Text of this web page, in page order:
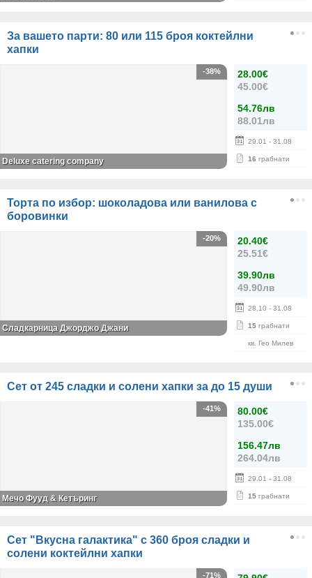
За вашето парти: 80 или 115 броя коктейлни
хапки
28.00€
45.00€
54.76лв
88.01лв
29.01 - 31.08
16 грабнати
-38%
Deluxe catering company
Торта по избор: шоколадова или ванилова с
боровинки
20.40€
25.51€
39.90лв
49.90лв
28.10 - 31.08
15 грабнати
кв. Гео Милев
-20%
Сладкарница Джорджо Джани
Сет от 245 сладки и солени хапки за до 15 души
80.00€
135.00€
156.47лв
264.04лв
29.01 - 31.08
15 грабнати
-41%
Мечо Фууд & Кетъринг
Сет "Вкусна галактика" с 360 броя сладки и
солени коктейлни хапки
-71%